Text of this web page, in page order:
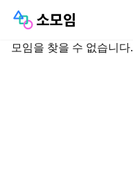
모임을 찾을 수 없습니다.